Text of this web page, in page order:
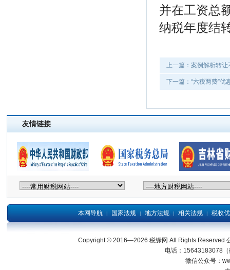
并在工资总
纳税年度结
上一篇：案例解析转
下一篇：“六税两费”优
友情链接
本网导航 | 国家法规 | 地方法规 | 相关法规 | 税收
Copyright © 2016—2026 税缘网 All Rights Reserved
电话：15643183078
微信公众号：